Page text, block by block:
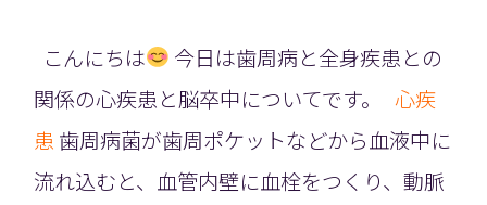
こんにちは
今日は歯周病と全身疾患との
関係の心疾患と脳卒中についてです。心疾
患 歯周病菌が歯周ポケットなどから血液中に
流れ込むと、血管内壁に血栓をつくり、動脈